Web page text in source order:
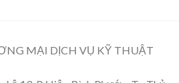
MẠI DỊCH VỤ KỸ THUẬT